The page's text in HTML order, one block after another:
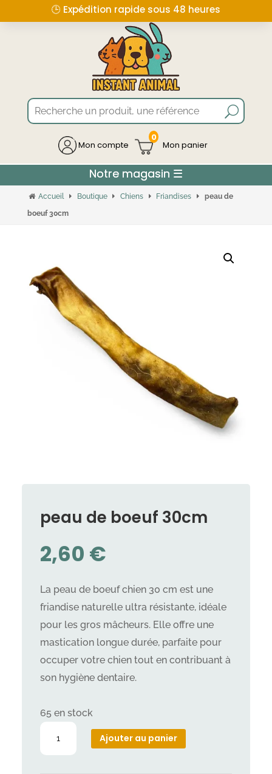
🕒 Expédition rapide sous 48 heures
Mon compte
0
Accueil Boutique Chiens Friandises
peau de
boeuf 30cm
peau de boeuf 30cm
2,60 €
La peau de boeuf chien 30 cm est une
friandise naturelle ultra résistante, idéale
pour les gros mâcheurs. Elle offre une
mastication longue durée, parfaite pour
occuper votre chien tout en contribuant à
son hygiène dentaire.
65 en stock
Ajouter au panier